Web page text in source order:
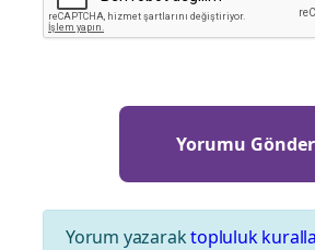
Yorum yazaraktopluluk